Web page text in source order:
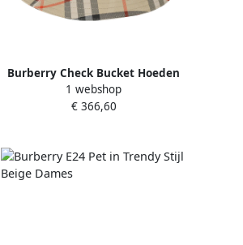
Burberry Check Bucket Hoeden
Beige Dames
1 webshop
€ 366,60